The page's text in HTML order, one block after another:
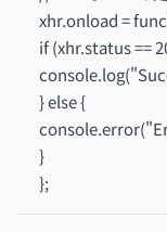
xhr.onload =
if (xhr.status ==
} else {
}
};